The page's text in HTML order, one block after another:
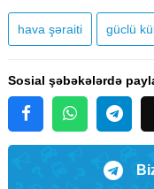
hava şəraiti güclü
Sosial şəbəkələrdə